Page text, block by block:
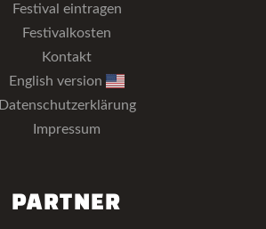
Festival eintragen
Festivalkosten
Kontakt
English version
Datenschutzerklärung
Impressum
PARTNER